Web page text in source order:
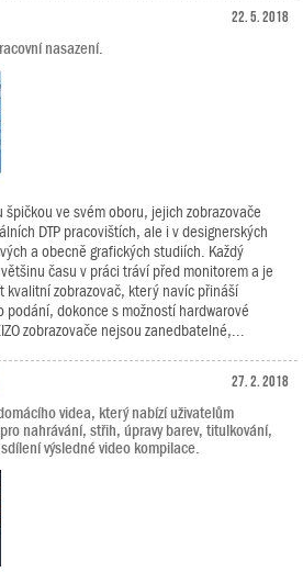
22. 5. 2018
nasazení.
špičkou ve svém oboru, jejich zobrazovače
DTP pracovištích, ale i v designerských
a obecně grafických studiích. Každý
času v práci tráví před monitorem a je
kvalitní zobrazovač, který navíc přináší
dokonce s možností hardwarové
zobrazovače nejsou zanedbatelné,...
27. 2. 2018
videa, který nabízí uživatelům
nahrávání, střih, úpravy barev, titulkování,
výsledné video kompilace.